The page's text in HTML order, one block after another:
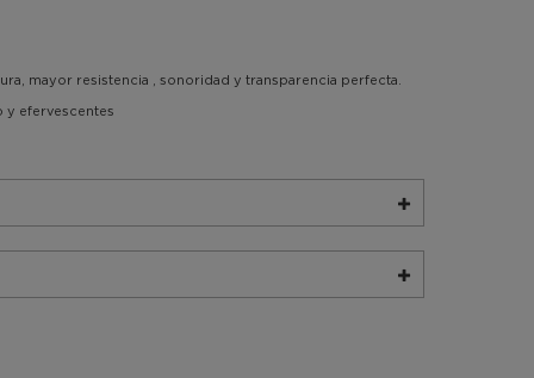
mayor resistencia , sonoridad y transparencia perfecta.
y efervescentes